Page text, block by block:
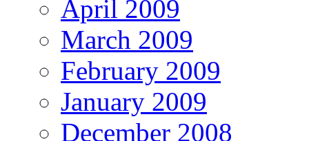
April 2009
March 2009
February 2009
January 2009
December 2008